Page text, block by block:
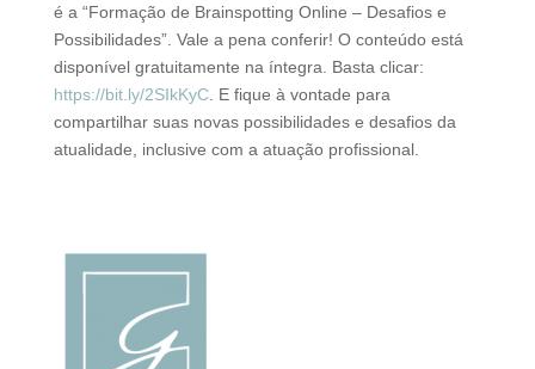
é a “Formação de Brainspotting Online – Desafios e
Possibilidades”. Vale a pena conferir! O conteúdo está
disponível gratuitamente na íntegra. Basta clicar:
https://bit.ly/2SIkKyC. E fique à vontade para
compartilhar suas novas possibilidades e desafios da
atualidade, inclusive com a atuação profissional.